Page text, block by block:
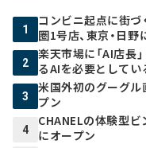
1
コンビニ起点に街
圏1号店、東京・日野
2
楽天市場に「AI店長
るAIを必要としてい
3
米国外初のグーグ
プン
4
CHANELの体験型ビ
にオープン